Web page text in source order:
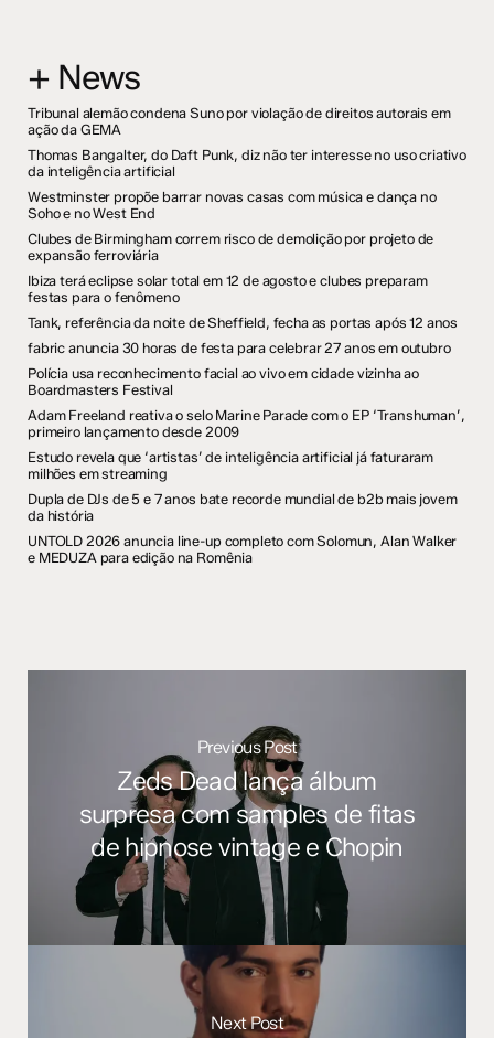
+ News
Tribunal alemão condena Suno por violação de direitos autorais em
ação da GEMA
Thomas Bangalter, do Daft Punk, diz não ter interesse no uso criativo
da inteligência artificial
Westminster propõe barrar novas casas com música e dança no
Soho e no West End
Clubes de Birmingham correm risco de demolição por projeto de
expansão ferroviária
Ibiza terá eclipse solar total em 12 de agosto e clubes preparam
festas para o fenômeno
Tank, referência da noite de Sheffield, fecha as portas após 12 anos
fabric anuncia 30 horas de festa para celebrar 27 anos em outubro
Polícia usa reconhecimento facial ao vivo em cidade vizinha ao
Boardmasters Festival
Adam Freeland reativa o selo Marine Parade com o EP ‘Transhuman’,
primeiro lançamento desde 2009
Estudo revela que ‘artistas’ de inteligência artificial já faturaram
milhões em streaming
Dupla de DJs de 5 e 7 anos bate recorde mundial de b2b mais jovem
da história
UNTOLD 2026 anuncia line-up completo com Solomun, Alan Walker
e MEDUZA para edição na Romênia
Previous Post
Zeds Dead lança álbum
surpresa com samples de fitas
de hipnose vintage e Chopin
Next Post